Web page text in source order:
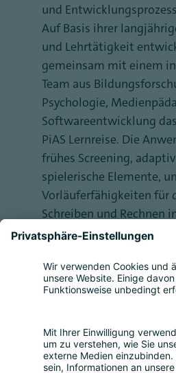
und
Auf Basis ihrer
und Lehrtätigkeit
gemeinsam mit einem
Team aus
Psychologie,
Softwareentwicklung
PiAS Lernreise. Die
frühes Screening,
spielerische Elemente,
Vorläuferfähigkeiten für
Schreiben und Rechnen
gezielt zu fördern. Mit
fundierte digitale
der frühen Bildung zu
Bildungsgerechtigkeit
Lernchancen für Kinder